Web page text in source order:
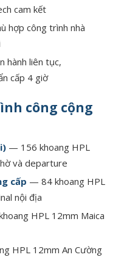
cam kết
hợp công trình nhà
hành liên tục,
cấp 4 giờ
công cộng
— 156 khoang HPL
và departure
cấp — 84 khoang HPL
nội địa
HPL 12mm Maica
HPL 12mm An Cường